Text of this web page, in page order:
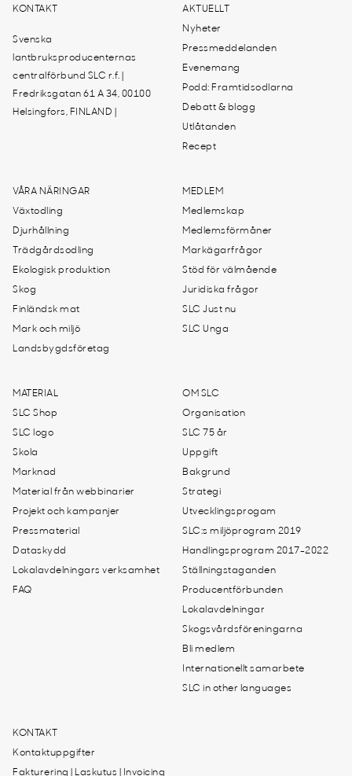
KONTAKT
Svenska
lantbruksproducenternas
centralförbund SLC r.f. |
Fredriksgatan 61 A 34, 00100
Helsingfors, FINLAND |
AKTUELLT
Nyheter
Pressmeddelanden
Evenemang
Podd: Framtidsodlarna
Debatt & blogg
Utlåtanden
Recept
VÅRA NÄRINGAR
Växtodling
Djurhållning
Trädgårdsodling
Ekologisk produktion
Skog
Finländsk mat
Mark och miljö
Landsbygdsföretag
MEDLEM
Medlemskap
Medlemsförmåner
Markägarfrågor
Stöd för välmående
Juridiska frågor
SLC Just nu
SLC Unga
MATERIAL
SLC Shop
SLC logo
Skola
Marknad
Material från webbinarier
Projekt och kampanjer
Pressmaterial
Dataskydd
Lokalavdelningars verksamhet
FAQ
OM SLC
Organisation
SLC 75 år
Uppgift
Bakgrund
Strategi
Utvecklingsprogam
SLC:s miljöprogram 2019
Handlingsprogram 2017-2022
Ställningstaganden
Producentförbunden
Lokalavdelningar
Skogsvårdsföreningarna
Bli medlem
Internationellt samarbete
SLC in other languages
KONTAKT
Kontaktuppgifter
Fakturering | Laskutus | Invoicing